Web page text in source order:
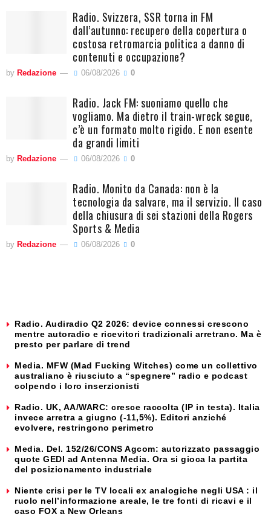
Radio. Svizzera, SSR torna in FM
dall’autunno: recupero della copertura o
costosa retromarcia politica a danno di
contenuti e occupazione?
by Redazione 06/08/2026 0
Radio. Jack FM: suoniamo quello che
vogliamo. Ma dietro il train-wreck segue,
c’è un formato molto rigido. E non esente
da grandi limiti
by Redazione 06/08/2026 0
Radio. Monito da Canada: non è la
tecnologia da salvare, ma il servizio. Il caso
della chiusura di sei stazioni della Rogers
Sports & Media
by Redazione 06/08/2026 0
Radio. Audiradio Q2 2026: device connessi crescono
mentre autoradio e ricevitori tradizionali arretrano. Ma è
presto per parlare di trend
Media. MFW (Mad Fucking Witches) come un collettivo
australiano è riusciuto a “spegnere” radio e podcast
colpendo i loro inserzionisti
Radio. UK, AA/WARC: cresce raccolta (IP in testa). Italia
invece arretra a giugno (-11,5%). Editori anziché
evolvere, restringono perimetro
Media. Del. 152/26/CONS Agcom: autorizzato passaggio
quote GEDI ad Antenna Media. Ora si gioca la partita
del posizionamento industriale
Niente crisi per le TV locali ex analogiche negli USA : il
ruolo nell’informazione areale, le tre fonti di ricavi e il
caso FOX a New Orleans